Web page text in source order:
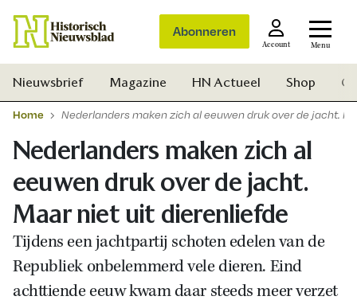
Abonneren
Account Menu
Nieuwsbrief Magazine HN Actueel Shop
Home Nederlanders maken zich al eeuwen druk over de jacht.
Nederlanders maken zich al
eeuwen druk over de jacht.
Maar niet uit dierenliefde
Tijdens een jachtpartij schoten edelen van de
Republiek onbelemmerd vele dieren. Eind
achttiende eeuw kwam daar steeds meer verzet